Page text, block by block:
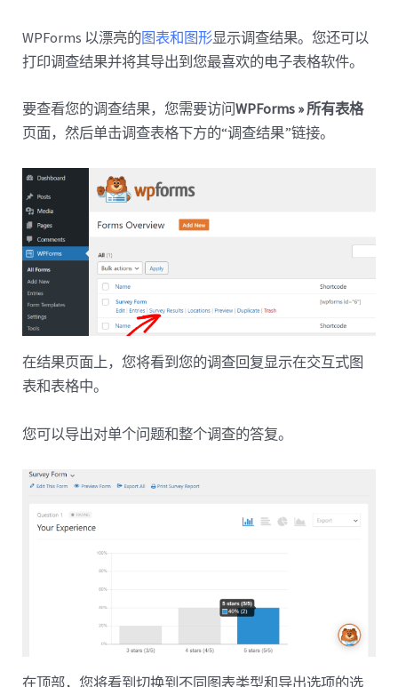
WPForms 以漂亮的图表和图形显示调查结果。您还可以
打印调查结果并将其导出到您最喜欢的电子表格软件。
要查看您的调查结果，您需要访问WPForms » 所有表格
页面，然后单击调查表格下方的“调查结果”链接。
在结果页面上，您将看到您的调查回复显示在交互式图
表和表格中。
您可以导出对单个问题和整个调查的答复。
在顶部，您将看到切换到不同图表类型和导出选项的选